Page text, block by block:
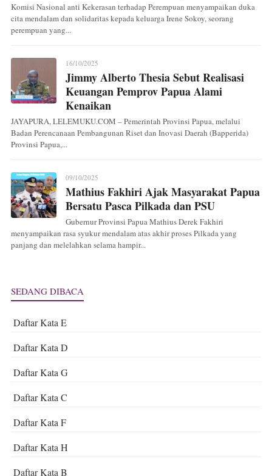
Komisi Nasional anti Kekerasan terhadap Perempuan menyampaikan duka
cita mendalam dan solidaritas kepada keluarga Irene Sokoy, seorang
perempuan yang...
16/10/2025
Jimmy Alberto Thesia Sebut Realisasi
Keuangan Pemprov Papua Alami
Kenaikan
JAYAPURA, LELEMUKU.COM – Pemerintah Provinsi Papua, melalui
Badan Perencanaan Pembangunan Riset dan Inovasi Daerah (Bapperida)
Provinsi Papua,...
09/10/2025
Mathius Fakhiri Ajak Masyarakat Papua
Bersatu Pasca Pilkada dan PSU
Gubernur Provinsi Papua Mathius Derek Fakhiri
menyampaikan rasa syukur mendalam atas akhir proses Pilkada yang
panjang dan melelahkan selama hampir...
SEDANG DIBACA
Daftar Kata E
Daftar Kata D
Daftar Kata G
Daftar Kata C
Daftar Kata F
Daftar Kata H
Daftar Kata B